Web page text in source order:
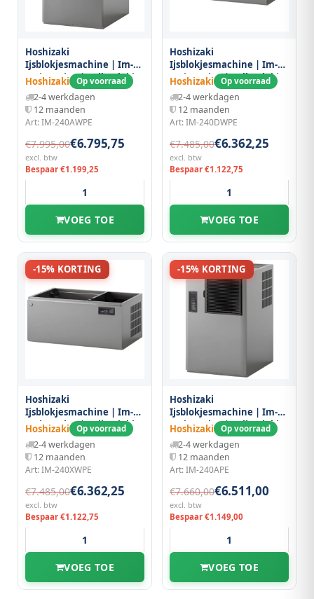
Hoshizaki
Ijsblokjesmachine | Im-
serie (cube) | Volle Blokjes
(23g) | 205kg/24u | Zonder
Bunker | Watergekoeld |
560x700x880(h)mm
Hoshizaki Op voorraad
2-4 werkdagen
12 maanden
Art: IM-240AWPE
€7.995,00€6.795,75
excl. btw
Bespaar €1.199,25
VOEG TOE
Hoshizaki
Ijsblokjesmachine | Im-
serie (cube) | Volle Blokjes
(23g) | 209kg/24u | Zonder
Bunker | Watergekoeld |
Stapelbaar |
1084x700x500(h)mm
Hoshizaki Op voorraad
2-4 werkdagen
12 maanden
Art: IM-240DWPE
€7.485,00€6.362,25
excl. btw
Bespaar €1.122,75
VOEG TOE
-15% KORTING
Hoshizaki
Ijsblokjesmachine | Im-
serie (cube) | Volle Blokjes
(23g) | 209kg/24u | Zonder
Bunker | Watergekoeld |
Stapelbaar |
1084x700x500(h)mm
Hoshizaki Op voorraad
2-4 werkdagen
12 maanden
Art: IM-240XWPE
€7.485,00€6.362,25
excl. btw
Bespaar €1.122,75
VOEG TOE
-15% KORTING
Hoshizaki
Ijsblokjesmachine | Im-
serie (cube) | Volle Blokjes
(23g) | 210kg/24u | Zonder
Bunker | Luchtgekoeld |
560x700x880(h)mm
Hoshizaki Op voorraad
2-4 werkdagen
12 maanden
Art: IM-240APE
€7.660,00€6.511,00
excl. btw
Bespaar €1.149,00
VOEG TOE